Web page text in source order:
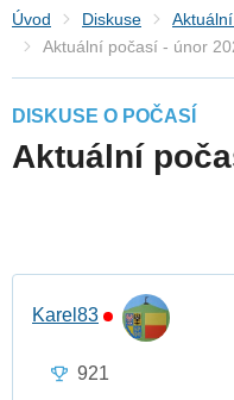
Úvod Diskuse
Aktuální počasí - únor
DISKUSE O POČASÍ
Aktuální
Karel83
921